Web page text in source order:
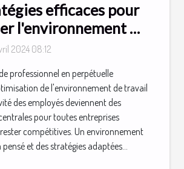
efficaces pour
l'environnement de
la productivité des
2024 08:12
professionnel en perpétuelle
de l'environnement de travail
des employés deviennent des
pour toutes entreprises
compétitives. Un environnement
et des stratégies adaptées...